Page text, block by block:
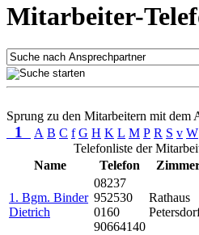
Mitarbeiter-
Sprung zu den Mitarbeitern mit dem
1 A B C f G H K L M P R S v W
Telefonliste der
Name
Telefon
1. Bgm. Binder
Dietrich
08237
952530
0160
90664140
Rathaus